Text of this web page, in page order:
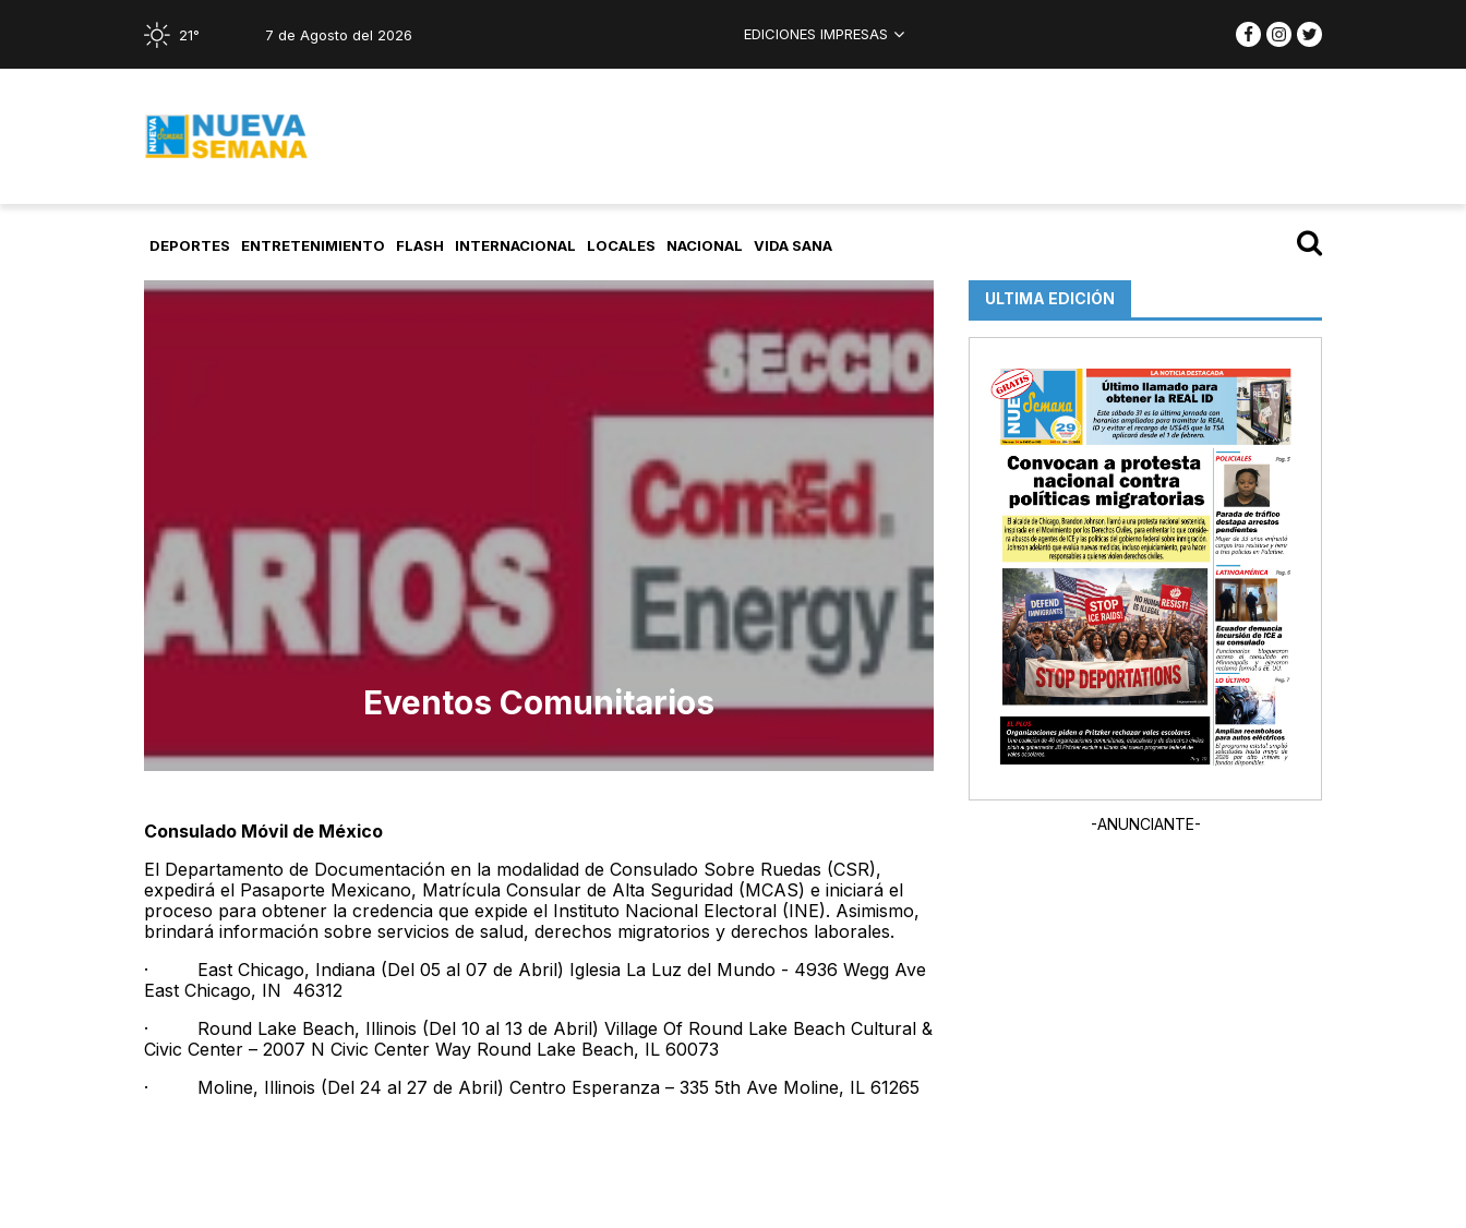
21° 7 de Agosto del 2026 EDICIONES IMPRESAS
DEPORTES ENTRETENIMIENTO FLASH INTERNACIONAL LOCALES NACIONAL VIDA SANA
Eventos Comunitarios
Consulado Móvil de México
El Departamento de Documentación en la modalidad de Consulado Sobre Ruedas (CSR),
expedirá el Pasaporte Mexicano, Matrícula Consular de Alta Seguridad (MCAS) e iniciará el
proceso para obtener la credencia que expide el Instituto Nacional Electoral (INE). Asimismo,
brindará información sobre servicios de salud, derechos migratorios y derechos laborales.
· East Chicago, Indiana (Del 05 al 07 de Abril) Iglesia La Luz del Mundo - 4936 Wegg Ave
East Chicago, IN 46312
· Round Lake Beach, Illinois (Del 10 al 13 de Abril) Village Of Round Lake Beach Cultural &
Civic Center – 2007 N Civic Center Way Round Lake Beach, IL 60073
· Moline, Illinois (Del 24 al 27 de Abril) Centro Esperanza – 335 5th Ave Moline, IL 61265
ULTIMA EDICIÓN
-ANUNCIANTE-